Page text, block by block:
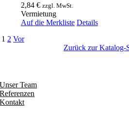
2,84 € zzgl. MwSt.
Vermietung
Auf die Merkliste Details
1 2 Vor
Zurück zur Katalog-
Unser Team
Referenzen
Kontakt